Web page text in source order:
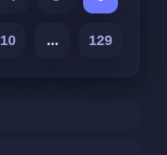
10 ... 129